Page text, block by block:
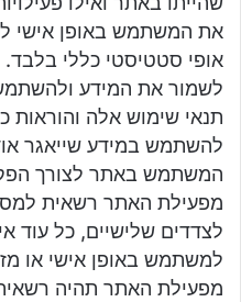
את המשתמש באופן אישי
אופי סטטיסטי כללי
לשמור את המידע
תנאי שימוש אלה
להשתמש במידע שייאגר
המשתמש באתר לצורך
מפעילת האתר רשאית
לצדדים שלישיים, כל עוד
למשתמש באופן אישי או
מפעילת האתר תהיה